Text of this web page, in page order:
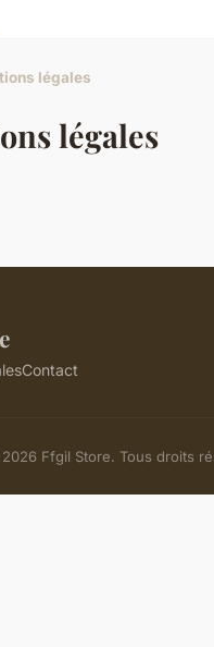
légales
légales
Contact
Ffgil Store. Tous droits